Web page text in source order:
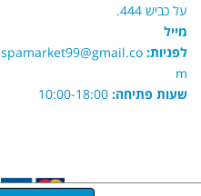
על כביש 444.
מייל
לפניות: spamarket99@gmail.co
m
שעות פתיחה: